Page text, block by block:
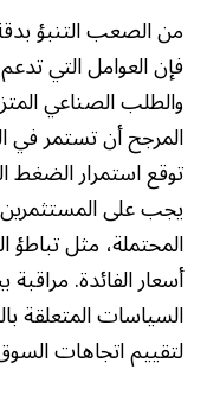
من الصعب التنبؤ
فإن العوامل التي
والطلب الصناعي
المرجح أن تستمر في
توقع استمرار الضغط
يجب على المستثمرين
المحتملة، مثل تباطؤ
أسعار الفائدة.
السياسات المتعلقة
لتقييم اتجاهات